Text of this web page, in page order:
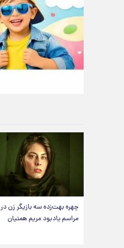
چهره بهت‌زده سه بازیگر زن در
مراسم یادبود مریم همتیان